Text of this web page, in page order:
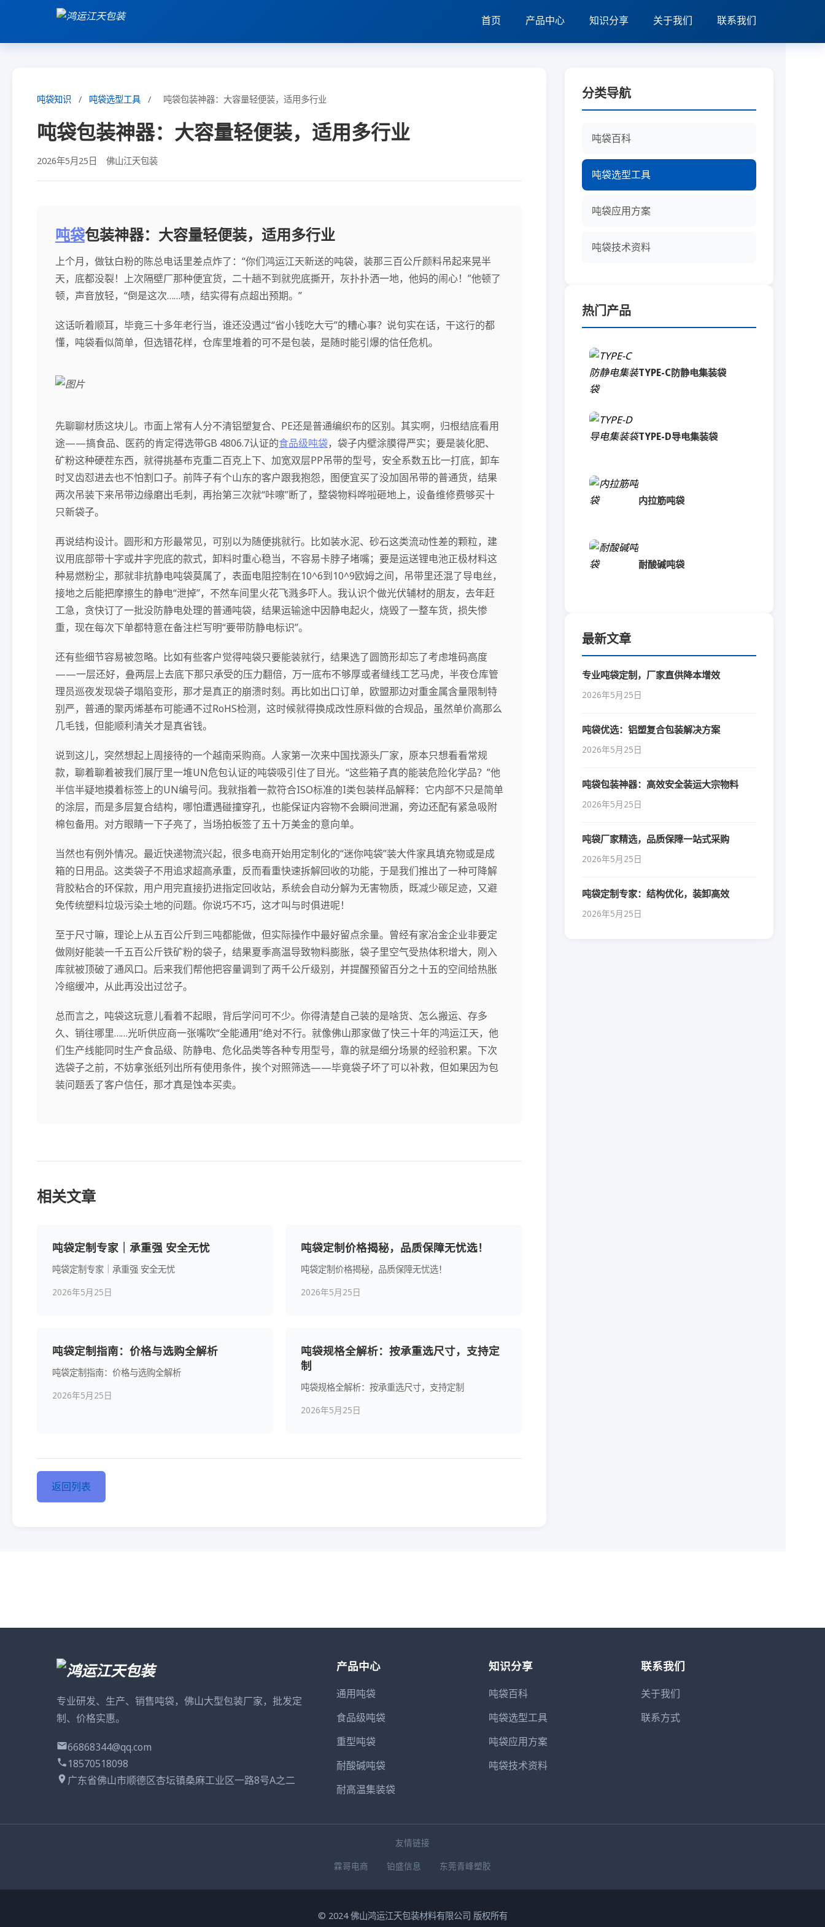
首页 产品中心 知识分享 关于我们 联系我们
吨袋知识 / 吨袋选型工具 / 吨袋包装神器：大容量轻便装，适用多行业
吨袋包装神器：大容量轻便装，适用多行业
2026年5月25日 佛山江天包装
吨袋包装神器：大容量轻便装，适用多行业
上个月，做钛白粉的陈总电话里差点炸了：“你们鸿运江天新送的吨袋，装那三百公斤颜料吊起来晃半
天，底都没裂！上次隔壁厂那种便宜货，二十趟不到就兜底撕开，灰扑扑洒一地，他妈的闹心！”他顿了
顿，声音放轻，“倒是这次……啧，结实得有点超出预期。”
这话听着顺耳，毕竟三十多年老行当，谁还没遇过“省小钱吃大亏”的糟心事？说句实在话，干这行的都
懂，吨袋看似简单，但选错花样，仓库里堆着的可不是包装，是随时能引爆的信任危机。
先聊聊材质这块儿。市面上常有人分不清铝塑复合、PE还是普通编织布的区别。其实啊，归根结底看用
途——搞食品、医药的肯定得选带GB 4806.7认证的食品级吨袋，袋子内壁涂膜得严实；要是装化肥、
矿粉这种硬茬东西，就得挑基布克重二百克上下、加宽双层PP吊带的型号，安全系数五比一打底，卸车
时叉齿怼进去也不怕割口子。前阵子有个山东的客户跟我抱怨，图便宜买了没加固吊带的普通货，结果
两次吊装下来吊带边缘磨出毛刺，再抬第三次就“咔嚓”断了，整袋物料哗啦砸地上，设备维修费够买十
只新袋子。
再说结构设计。圆形和方形最常见，可别以为随便挑就行。比如装水泥、砂石这类流动性差的颗粒，建
议用底部带十字或井字兜底的款式，卸料时重心稳当，不容易卡脖子堵嘴；要是运送锂电池正极材料这
种易燃粉尘，那就非抗静电吨袋莫属了，表面电阻控制在10^6到10^9欧姆之间，吊带里还混了导电丝，
接地之后能把摩擦生的静电“泄掉”，不然车间里火花飞溅多吓人。我认识个做光伏辅材的朋友，去年赶
工急，贪快订了一批没防静电处理的普通吨袋，结果运输途中因静电起火，烧毁了一整车货，损失惨
重，现在每次下单都特意在备注栏写明“要带防静电标识”。
还有些细节容易被忽略。比如有些客户觉得吨袋只要能装就行，结果选了圆筒形却忘了考虑堆码高度
——一层还好，叠两层上去底下那只承受的压力翻倍，万一底布不够厚或者缝线工艺马虎，半夜仓库管
理员巡夜发现袋子塌陷变形，那才是真正的崩溃时刻。再比如出口订单，欧盟那边对重金属含量限制特
别严，普通的聚丙烯基布可能通不过RoHS检测，这时候就得换成改性原料做的合规品，虽然单价高那么
几毛钱，但能顺利清关才是真省钱。
说到这儿，突然想起上周接待的一个越南采购商。人家第一次来中国找源头厂家，原本只想看看常规
款，聊着聊着被我们展厅里一堆UN危包认证的吨袋吸引住了目光。“这些箱子真的能装危险化学品？”他
半信半疑地摸着标签上的UN编号问。我就指着一款符合ISO标准的I类包装样品解释：它内部不只是简单
的涂层，而是多层复合结构，哪怕遭遇碰撞穿孔，也能保证内容物不会瞬间泄漏，旁边还配有紧急吸附
棉包备用。对方眼睛一下子亮了，当场拍板签了五十万美金的意向单。
当然也有例外情况。最近快递物流兴起，很多电商开始用定制化的“迷你吨袋”装大件家具填充物或是成
箱的日用品。这类袋子不用追求超高承重，反而看重快速拆解回收的功能，于是我们推出了一种可降解
背胶粘合的环保款，用户用完直接扔进指定回收站，系统会自动分解为无害物质，既减少碳足迹，又避
免传统塑料垃圾污染土地的问题。你说巧不巧，这才叫与时俱进呢！
至于尺寸嘛，理论上从五百公斤到三吨都能做，但实际操作中最好留点余量。曾经有家冶金企业非要定
做刚好能装一千五百公斤铁矿粉的袋子，结果夏季高温导致物料膨胀，袋子里空气受热体积增大，刚入
库就被顶破了通风口。后来我们帮他把容量调到了两千公斤级别，并提醒预留百分之十五的空间给热胀
冷缩缓冲，从此再没出过岔子。
总而言之，吨袋这玩意儿看着不起眼，背后学问可不少。你得清楚自己装的是啥货、怎么搬运、存多
久、销往哪里……光听供应商一张嘴吹“全能通用”绝对不行。就像佛山那家做了快三十年的鸿运江天，他
们生产线能同时生产食品级、防静电、危化品类等各种专用型号，靠的就是细分场景的经验积累。下次
选袋子之前，不妨拿张纸列出所有使用条件，挨个对照筛选——毕竟袋子坏了可以补救，但如果因为包
装问题丢了客户信任，那才真是蚀本买卖。
相关文章
吨袋定制专家｜承重强 安全无忧
吨袋定制专家｜承重强 安全无忧
2026年5月25日
吨袋定制价格揭秘，品质保障无忧选！
吨袋定制价格揭秘，品质保障无忧选！
2026年5月25日
吨袋定制指南：价格与选购全解析
吨袋定制指南：价格与选购全解析
2026年5月25日
吨袋规格全解析：按承重选尺寸，支持定
制
吨袋规格全解析：按承重选尺寸，支持定制
2026年5月25日
返回列表
分类导航
吨袋百科
吨袋选型工具
吨袋应用方案
吨袋技术资料
热门产品
TYPE-C防静电集装袋
TYPE-D导电集装袋
内拉筋吨袋
耐酸碱吨袋
最新文章
专业吨袋定制，厂家直供降本增效
2026年5月25日
吨袋优选：铝塑复合包装解决方案
2026年5月25日
吨袋包装神器：高效安全装运大宗物料
2026年5月25日
吨袋厂家精选，品质保障一站式采购
2026年5月25日
吨袋定制专家：结构优化，装卸高效
2026年5月25日
专业研发、生产、销售吨袋，佛山大型包装厂家，批发定
制、价格实惠。
66868344@qq.com
18570518098
广东省佛山市顺德区杏坛镇桑麻工业区一路8号A之二
产品中心
通用吨袋
食品级吨袋
重型吨袋
耐酸碱吨袋
耐高温集装袋
知识分享
吨袋百科
吨袋选型工具
吨袋应用方案
吨袋技术资料
联系我们
关于我们
联系方式
友情链接
霖哥电商
铂盛信息 东莞青峰塑胶
© 2024 佛山鸿运江天包装材料有限公司 版权所有